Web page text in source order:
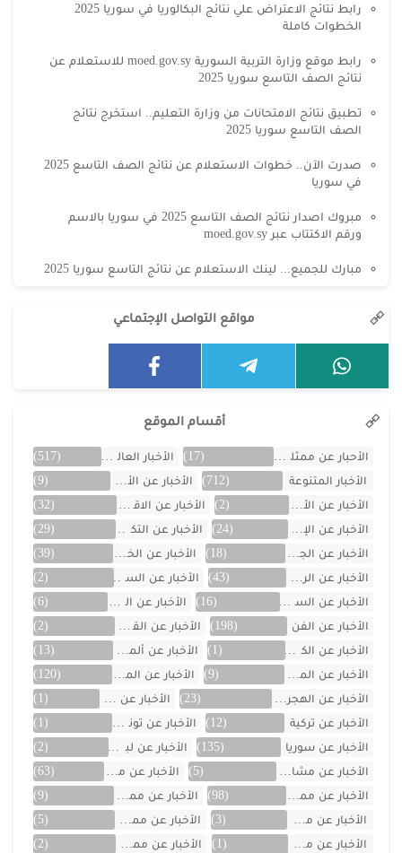
رابط نتائج الاعتراض علي نتائج البكالوريا في سوريا 2025
الخطوات كاملة
رابط موقع وزارة التربية السورية moed.gov.sy للاستعلام عن
نتائج الصف التاسع سوريا 2025
تطبيق نتائج الامتحانات من وزارة التعليم.. استخرج نتائج
الصف التاسع سوريا 2025
صدرت الآن.. خطوات الاستعلام عن نتائج الصف التاسع 2025
في سوريا
مبروك اصدار نتائج الصف التاسع 2025 في سوريا بالاسم
ورقم الاكتتاب عبر moed.gov.sy
مبارك للجميع... لينك الاستعلام عن نتائج التاسع سوريا 2025
مواقع التواصل الإجتماعي
أقسام الموقع
الأحبار عن ممثلين الخليج (17) الأخبار العالمية
(517)
الأخبار المتنوعة
(712) الأخبار عن الأردن
(9)
الأخبار عن الأفلام
(2) الأخبار عن الاقتصاد
(32)
الأخبار عن الإمارات
(24) الأخبار عن التكنولوجيا
(29)
الأخبار عن الجزائر
(18) الأخبار عن الخليج
(39)
الأخبار عن الرياضة
(43) الأخبار عن السعودية
(2)
الأخبار عن السيارات
(16) الأخبار عن العراق
(6)
الأخبار عن الفن
(198) الأخبار عن القصص
(2)
الأخبار عن الكويت
(1) الأخبار عن ألمانيا
(13)
الأخبار عن المسلسلات
(9) الأخبار عن المشاهير
(120)
الأخبار عن الهجرة والسفر
(23) الأخبار عن اليمن
(1)
الأخبار عن تركية
(12) الأخبار عن تونس
(1)
الأخبار عن سوريا
(135) الأخبار عن لبنان
(2)
الأخبار عن مشاهر الهند
(5) الأخبار عن مصر
(63)
الأخبار عن ممثلين اتراك
(98) الأخبار عن ممثلين الأجانب
(9)
الأخبار عن ممثلين الأردن
(3) الأخبار عن ممثلين المغرب
(5)
الأخبار عن ممثلين تونس
(1) الأخبار عن ممثلين جزائريين (2)